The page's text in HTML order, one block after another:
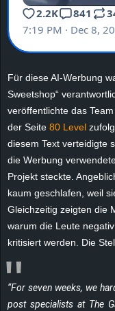
Für diese AI-Werbung
Sweetshop“
veröffentlichte das
der Seite 80 Level
diesem Text verteidigte
die Werbung
Projekt steckte.
kaum geschlafen, weil
Gleichzeitig zeigten die
warum die Leute
kritisiert werden. Die
“For seven weeks, we
post specialists at The